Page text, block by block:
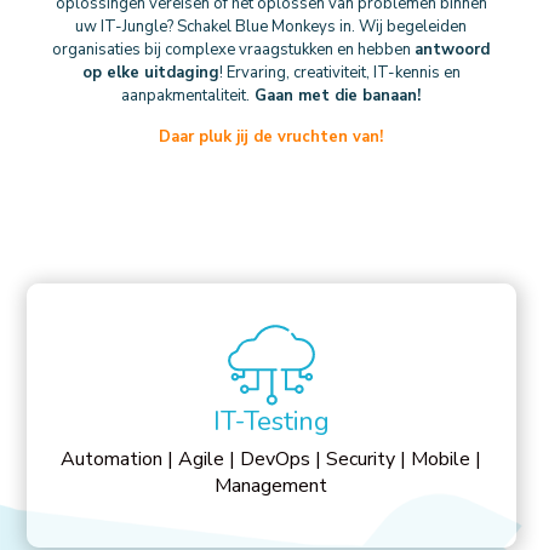
Testen automatiseren. Hierdoor gaat de
Test Engineer
uw IT-Jungle? Schakel Blue Monkeys in. Wij begeleiden
organisaties bij complexe vraagstukken en hebben antwoord
op elke uitdaging! Ervaring, creativiteit, IT-kennis en
aanpakmentaliteit. Gaan met die banaan!
Daar pluk jij de vruchten van!
IT-Testing
Automation | Agile | DevOps | Security | Mobile |
Management